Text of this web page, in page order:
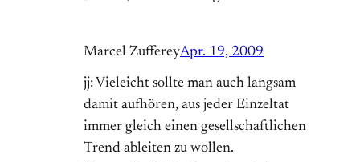
Marcel ZuffereyApr. 19, 2009
jj: Vieleicht sollte man auch langsam
damit aufhören, aus jeder Einzeltat
immer gleich einen gesellschaftlichen
Trend ableiten zu wollen.